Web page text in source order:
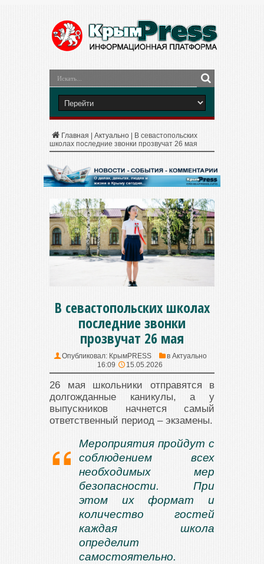
Главная Актуально
В севастопольских
школах последние звонки прозвучат 26 мая
В севастопольских школах
последние звонки
прозвучат 26 мая
Опубликовал: КрымPRESS в Актуально
16:09
15.05.2026
26 мая школьники отправятся в
долгожданные каникулы, а у
выпускников начнется самый
ответственный период – экзамены.
Мероприятия пройдут с
соблюдением всех
необходимых мер
безопасности. При
этом их формат и
количество гостей
каждая школа
определит
самостоятельно.